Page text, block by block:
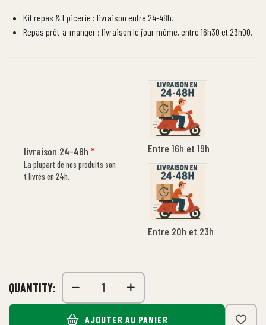
Kit repas & Epicerie : livraison entre 24-48h.
Repas prêt-à-manger : livraison le jour même, entre 16h30 et 23h00.
livraison 24-48h*
La plupart de nos produits son
t livrés en 24h.
Entre 16h et 19h
Entre 20h et 23h
QUANTITY:
AJOUTER AU PANIER